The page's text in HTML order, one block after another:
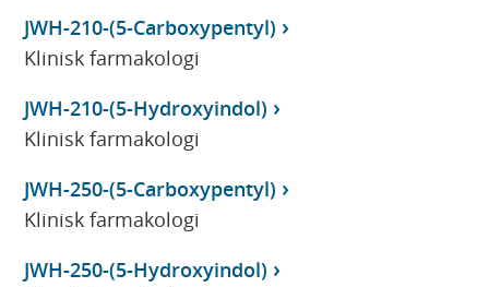
JWH-210-(5-Carboxypentyl)
Klinisk farmakologi
JWH-210-(5-Hydroxyindol)
Klinisk farmakologi
JWH-250-(5-Carboxypentyl)
Klinisk farmakologi
JWH-250-(5-Hydroxyindol)